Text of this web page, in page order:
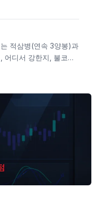
적삼병(연속 3양봉)과
어디서 강한지, 불코우